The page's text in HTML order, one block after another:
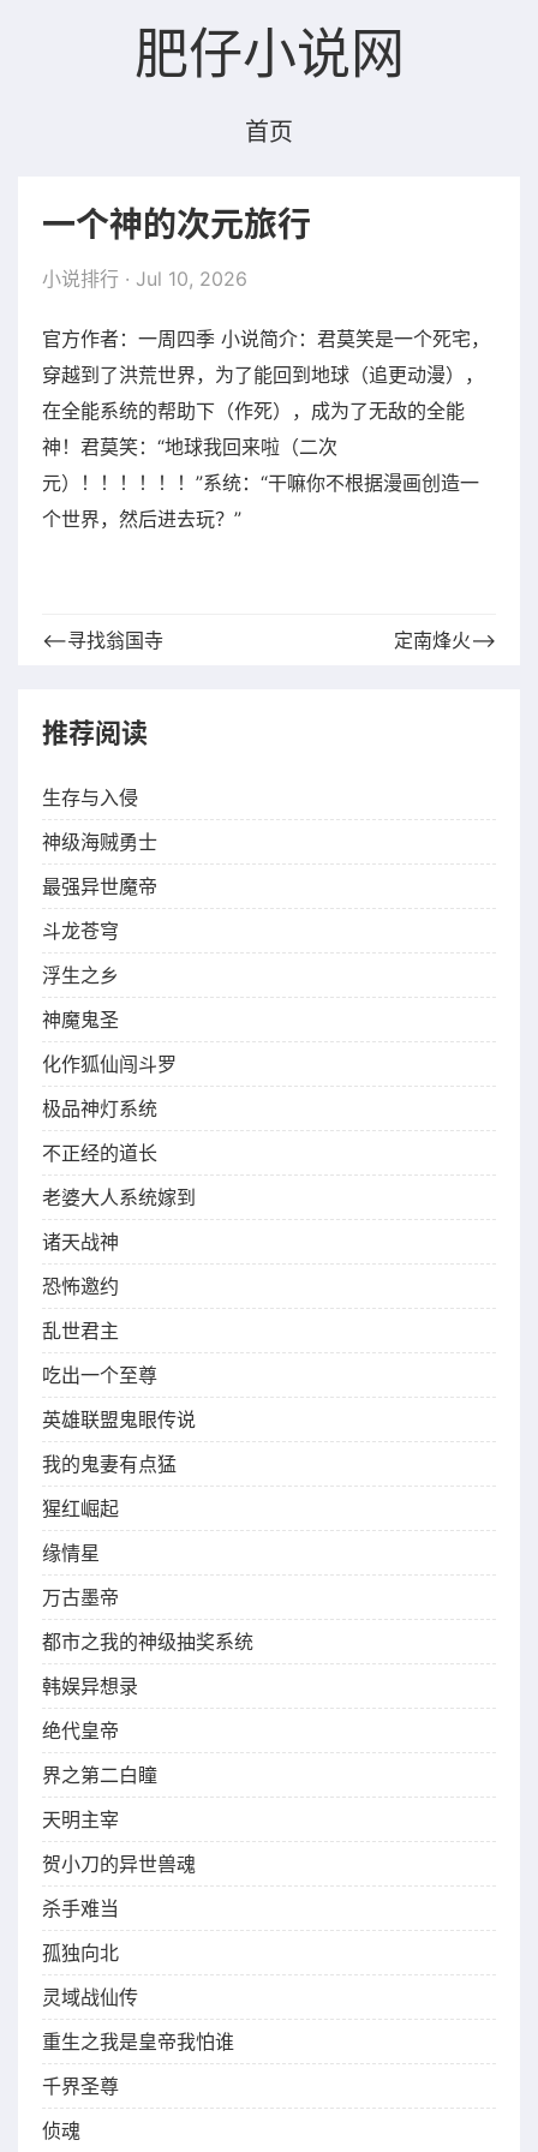
肥仔小说网
首页
一个神的次元旅行
小说排行 · Jul 10, 2026
官方作者：一周四季 小说简介：君莫笑是一个死宅，
穿越到了洪荒世界，为了能回到地球（追更动漫），
在全能系统的帮助下（作死），成为了无敌的全能
神！君莫笑：“地球我回来啦（二次
元）！！！！！！”系统：“干嘛你不根据漫画创造一
个世界，然后进去玩？”
⟵寻找翁国寺 定南烽火⟶
推荐阅读
生存与入侵
神级海贼勇士
最强异世魔帝
斗龙苍穹
浮生之乡
神魔鬼圣
化作狐仙闯斗罗
极品神灯系统
不正经的道长
老婆大人系统嫁到
诸天战神
恐怖邀约
乱世君主
吃出一个至尊
英雄联盟鬼眼传说
我的鬼妻有点猛
猩红崛起
缘情星
万古墨帝
都市之我的神级抽奖系统
韩娱异想录
绝代皇帝
界之第二白瞳
天明主宰
贺小刀的异世兽魂
杀手难当
孤独向北
灵域战仙传
重生之我是皇帝我怕谁
千界圣尊
侦魂